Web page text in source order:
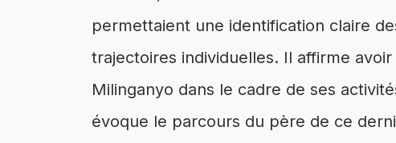
permettaient une identification claire
trajectoires individuelles. Il affirme
Milinganyo dans le cadre de ses
évoque le parcours du père de ce